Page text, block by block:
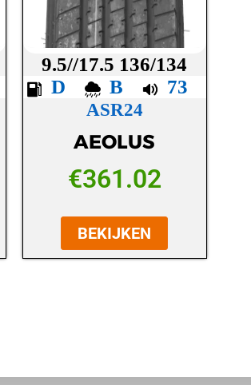
9.5//17.5 136/134
D
B 73
ASR24
AEOLUS
€361.02
BEKIJKEN